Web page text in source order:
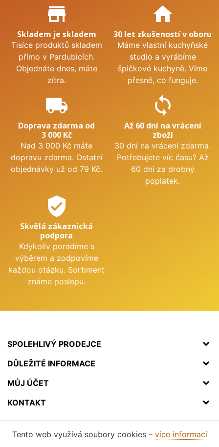
Proč nakupovat u nás?
store_mall_directory
Skladem je skladem
Tisíce produktů skladem
přímo v Pardubicích.
Objednáte dnes, máte
zítra.
home
30 let zkušeností v oboru
Máme vlastní kuchyňské
studio a vyrábíme
špičkové kuchyně. Víme
přesně, co funguje.
local_shipping
Doprava zdarma od
3 000 Kč
Nad 3 000 Kč máte
dopravu zdarma. Ostatní
objednávky už od 79 Kč.
sync
Až 60 dní na vrácení
zboží
30 dní na vrácení zdarma.
Potřebujete víc času? Až
60 dní za drobný
poplatek.
verified_user
Skvělá zákaznická
podpora
Kdykoliv poradíme s
výběrem a zodpovíme
každou otázku. Sortiment
známe poslepu.
SPOLEHLIVÝ PRODEJCE
DŮLEŽITÉ INFORMACE
MŮJ ÚČET
KONTAKT
Tento web využívá soubory cookies – více informací